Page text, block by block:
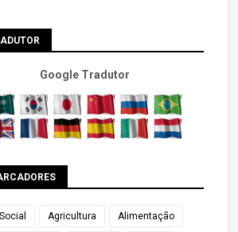
Google Tradutor
Agricultura Alimentação